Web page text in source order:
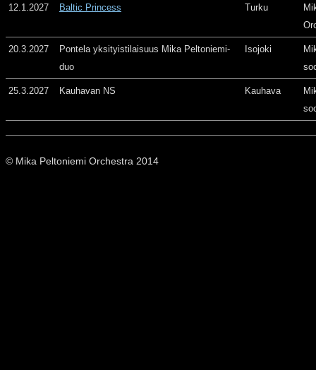
12.1.2027 Baltic Princess Turku
20.3.2027
Pontela yksityistilaisuus Mika Peltoniemi-
duo
Isojoki
25.3.2027 Kauhavan NS Kauhava
© Mika Peltoniemi Orchestra 2014